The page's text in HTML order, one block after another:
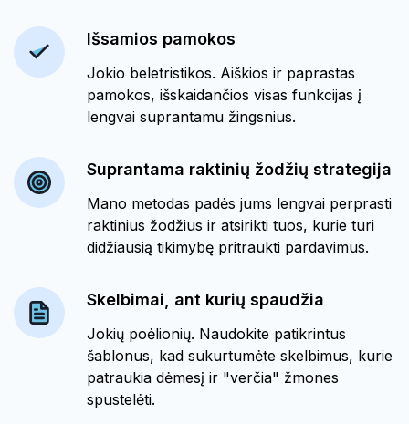
Išsamios pamokos
Jokio beletristikos. Aiškios ir paprastas
pamokos, išskaidančios visas funkcijas į
lengvai suprantamu žingsnius.
Suprantama raktinių žodžių strategija
Mano metodas padės jums lengvai perprasti
raktinius žodžius ir atsirikti tuos, kurie turi
didžiausią tikimybę pritraukti pardavimus.
Skelbimai, ant kurių spaudžia
Jokių poėlionių. Naudokite patikrintus
šablonus, kad sukurtumėte skelbimus, kurie
patraukia dėmesį ir "verčia" žmones
spustelėti.